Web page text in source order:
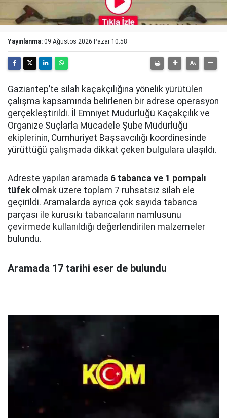
Yayınlanma: 09 Ağustos 2026 Pazar 10:58
Gaziantep’te silah kaçakçılığına yönelik yürütülen
çalışma kapsamında belirlenen bir adrese operasyon
gerçekleştirildi. İl Emniyet Müdürlüğü Kaçakçılık ve
Organize Suçlarla Mücadele Şube Müdürlüğü
ekiplerinin, Cumhuriyet Başsavcılığı koordinesinde
yürüttüğü çalışmada dikkat çeken bulgulara ulaşıldı.
Adreste yapılan aramada 6 tabanca ve 1 pompalı
tüfek olmak üzere toplam 7 ruhsatsız silah ele
geçirildi. Aramalarda ayrıca çok sayıda tabanca
parçası ile kurusıkı tabancaların namlusunu
çevirmede kullanıldığı değerlendirilen malzemeler
bulundu.
Aramada 17 tarihi eser de bulundu